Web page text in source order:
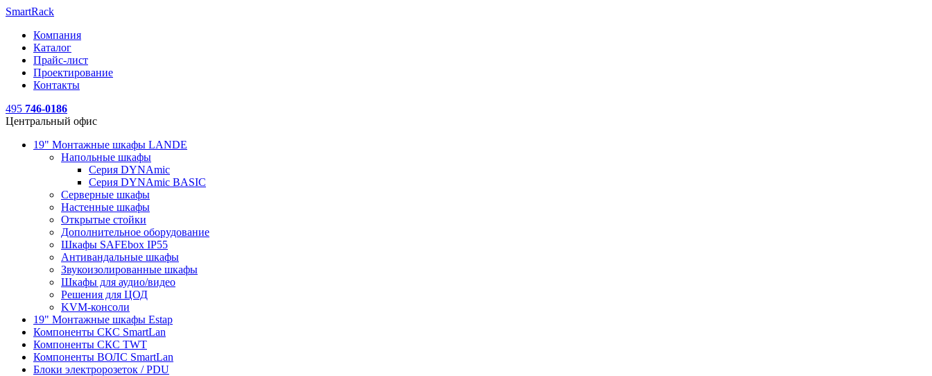
SmartRack
Компания
Каталог
Прайс-лист
Проектирование
Контакты
495 746-0186
Центральный офис
19" Монтажные шкафы LANDE
Напольные шкафы
Серия DYNAmic
Серия DYNAmic BASIC
Серверные шкафы
Настенные шкафы
Открытые стойки
Дополнительное оборудование
Шкафы SAFEbox IP55
Антивандальные шкафы
Звукоизолированные шкафы
Шкафы для аудио/видео
Решения для ЦОД
KVM-консоли
19" Монтажные шкафы Estap
Компоненты СКС SmartLan
Компоненты СКС TWT
Компоненты ВОЛС SmartLan
Блоки электророзеток / PDU